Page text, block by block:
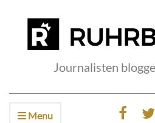
Journalisten
Menu